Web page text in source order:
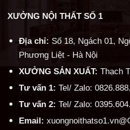
XƯỞNG NỘI THẤT SỐ 1
Địa chỉ: Số 18, Ngách 01,
Phương Liệt - Hà Nội
XƯỞNG SẢN XUẤT: Thạch
Tư vấn 1: Tel/ Zalo:
Tư vấn 2: Tel/ Zalo:
Email: